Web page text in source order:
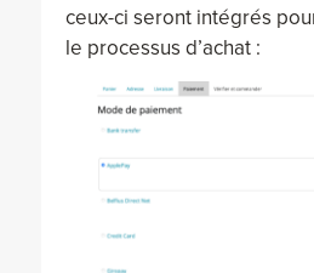
ceux-ci seront intégrés
le processus d’achat :